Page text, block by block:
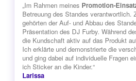
„Im Rahmen meines Promotion-
Betreuung des Standes verantwortlich.
gehörten der Auf- und Abbau des
Präsentation des DJ Furby. Während
die Kundschaft aktiv auf das Produkt
Ich erklärte und demonstrierte die
und ging dabei auf individuelle Fragen
ich Sticker an die Kinder.“
Larissa